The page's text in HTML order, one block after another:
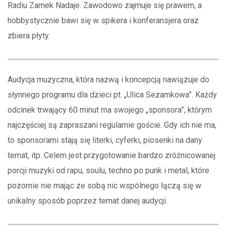
Radiu Zamek Nadaje. Zawodowo zajmuje się prawem, a
hobbystycznie bawi się w spikera i konferansjera oraz
zbiera płyty.
Audycja muzyczna, która nazwą i koncepcją nawiązuje do
słynnego programu dla dzieci pt. „Ulica Sezamkowa”. Każdy
odcinek trwający 60 minut ma swojego „sponsora”, którym
najczęściej są zapraszani regularnie goście. Gdy ich nie ma,
to sponsorami stają się literki, cyferki, piosenki na dany
temat, itp. Celem jest przygotowanie bardzo zróżnicowanej
porcji muzyki od rapu, soulu, techno po punk i metal, które
pozornie nie mając ze sobą nic wspólnego łączą się w
unikalny sposób poprzez temat danej audycji.